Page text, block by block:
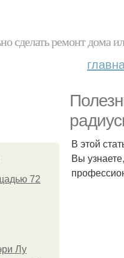
сделать ремонт дома
72
Лу
В этой
Вы